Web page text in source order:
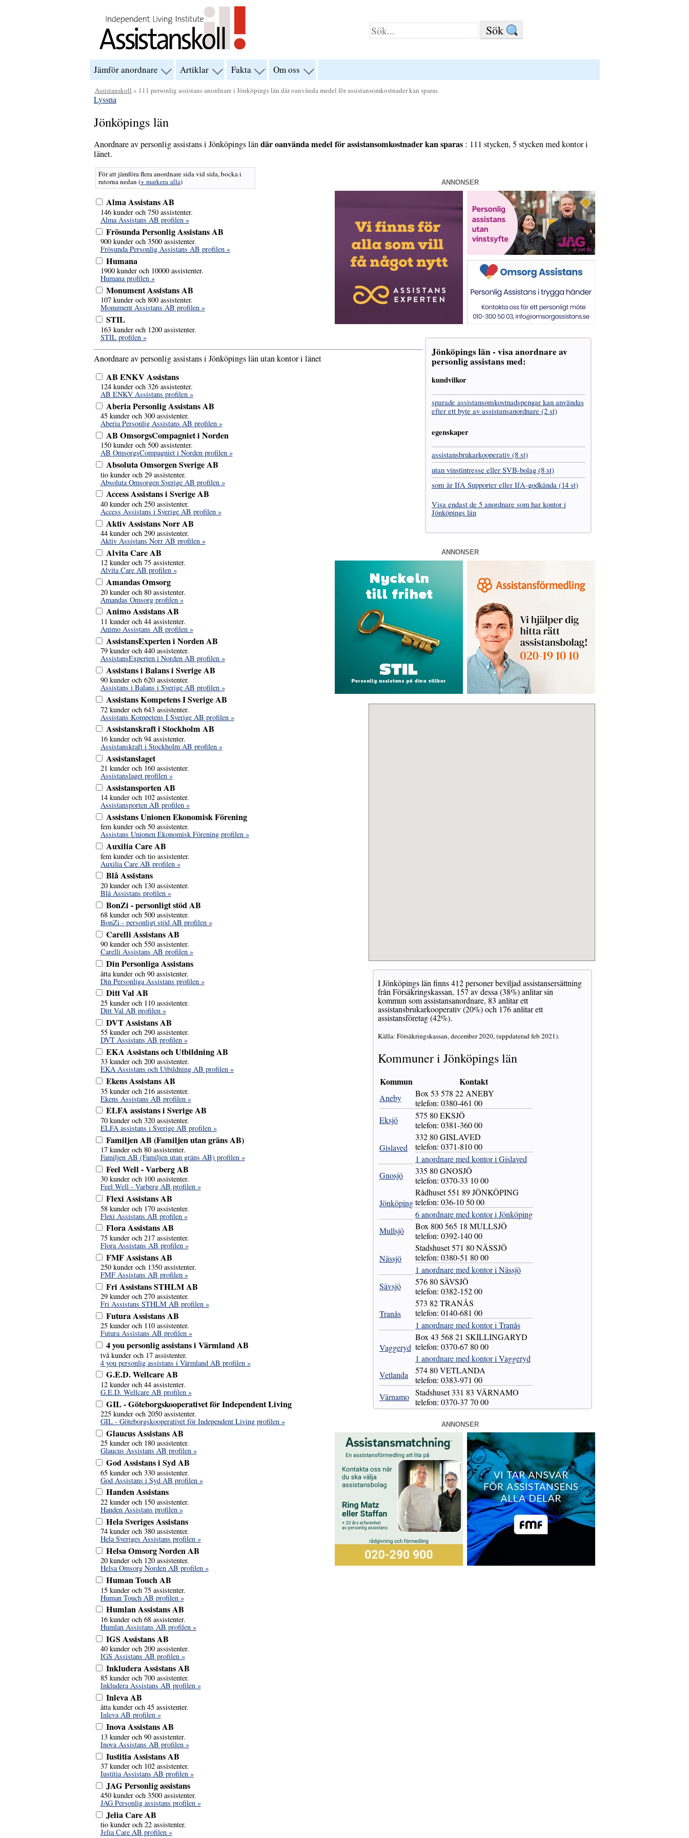
Jämför anordnare
visa
menyn
för
Artiklar visa
menyn
för
Fakta visa
menyn
för
Om oss
visa
menyn
för
Assistanskoll » 111 personlig assistans anordnare i Jönköpings län där oanvända medel för assistansomkostnader kan sparas
Lyssna
Jönköpings län
Anordnare av personlig assistans i Jönköpings ländär oanvända medel för assistansomkostnader kan sparas : 111 stycken, 5 stycken med kontor i
länet.
ANNONSER
Jönköpings län - visa anordnare av
personlig assistans med:
kundvilkor
sparade assistans­omkostnads­pengar kan användas
efter ett byte av assistans­anordnare (2 st)
egenskaper
assistans­brukar­kooperativ (8 st)
utan vinst­intresse eller SVB-bolag (8 st)
som är IfA Supporter eller IfA-godkända (14 st)
Visa endast de 5 anordnare som har kontor i
Jönköpings län
ANNONSER
För att jämföra flera anordnare sida vid sida, bocka i
rutorna nedan (+ markera alla)
I Jönköpings län finns 412 personer beviljad assistansersättning
från Försäkringskassan, 157 av dessa (38%) anlitar sin
kommun som assistansanordnare, 83 anlitar ett
assistansbrukarkooperativ (20%) och 176 anlitar ett
assistansföretag (42%).
Källa: Försäkringskassan, december 2020, (uppdaterad feb 2021).
Kommuner i Jönköpings län
Kommun Kontakt
Aneby
Box 53 578 22 ANEBY
telefon: 0380-461 00
Eksjö
575 80 EKSJÖ
telefon: 0381-360 00
Gislaved
332 80 GISLAVED
telefon: 0371-810 00
1 anordnare med kontor i Gislaved
Gnosjö
335 80 GNOSJÖ
telefon: 0370-33 10 00
Jönköping
Rådhuset 551 89 JÖNKÖPING
telefon: 036-10 50 00
6 anordnare med kontor i Jönköping
Mullsjö
Box 800 565 18 MULLSJÖ
telefon: 0392-140 00
Nässjö
Stadshuset 571 80 NÄSSJÖ
telefon: 0380-51 80 00
1 anordnare med kontor i Nässjö
Sävsjö
576 80 SÄVSJÖ
telefon: 0382-152 00
Tranås
573 82 TRANÅS
telefon: 0140-681 00
1 anordnare med kontor i Tranås
Vaggeryd
Box 43 568 21 SKILLINGARYD
telefon: 0370-67 80 00
1 anordnare med kontor i Vaggeryd
Vetlanda
574 80 VETLANDA
telefon: 0383-971 00
Värnamo Stadshuset 331 83 VÄRNAMO
telefon: 0370-37 70 00
ANNONSER
Alma Assistans AB
146 kunder och 750 assistenter.
Alma Assistans AB profilen »
Frösunda Personlig Assistans AB
900 kunder och 3500 assistenter.
Frösunda Personlig Assistans AB profilen »
Humana
1900 kunder och 10000 assistenter.
Humana profilen »
Monument Assistans AB
107 kunder och 800 assistenter.
Monument Assistans AB profilen »
STIL
163 kunder och 1200 assistenter.
STIL profilen »
Anordnare av personlig assistans i Jönköpings län utan kontor i länet
AB ENKV Assistans
124 kunder och 326 assistenter.
AB ENKV Assistans profilen »
Aberia Personlig Assistans AB
45 kunder och 300 assistenter.
Aberia Personlig Assistans AB profilen »
AB OmsorgsCompagniet i Norden
150 kunder och 500 assistenter.
AB OmsorgsCompagniet i Norden profilen »
Absoluta Omsorgen Sverige AB
tio kunder och 29 assistenter.
Absoluta Omsorgen Sverige AB profilen »
Access Assistans i Sverige AB
40 kunder och 250 assistenter.
Access Assistans i Sverige AB profilen »
Aktiv Assistans Norr AB
44 kunder och 290 assistenter.
Aktiv Assistans Norr AB profilen »
Alvita Care AB
12 kunder och 75 assistenter.
Alvita Care AB profilen »
Amandas Omsorg
20 kunder och 80 assistenter.
Amandas Omsorg profilen »
Animo Assistans AB
11 kunder och 44 assistenter.
Animo Assistans AB profilen »
AssistansExperten i Norden AB
79 kunder och 440 assistenter.
AssistansExperten i Norden AB profilen »
Assistans i Balans i Sverige AB
90 kunder och 620 assistenter.
Assistans i Balans i Sverige AB profilen »
Assistans Kompetens I Sverige AB
72 kunder och 643 assistenter.
Assistans Kompetens I Sverige AB profilen »
Assistanskraft i Stockholm AB
16 kunder och 94 assistenter.
Assistanskraft i Stockholm AB profilen »
Assistanslaget
21 kunder och 160 assistenter.
Assistanslaget profilen »
Assistansporten AB
14 kunder och 102 assistenter.
Assistansporten AB profilen »
Assistans Unionen Ekonomisk Förening
fem kunder och 50 assistenter.
Assistans Unionen Ekonomisk Förening profilen »
Auxilia Care AB
fem kunder och tio assistenter.
Auxilia Care AB profilen »
Blå Assistans
20 kunder och 130 assistenter.
Blå Assistans profilen »
BonZi - personligt stöd AB
68 kunder och 500 assistenter.
BonZi - personligt stöd AB profilen »
Carelli Assistans AB
90 kunder och 550 assistenter.
Carelli Assistans AB profilen »
Din Personliga Assistans
åtta kunder och 90 assistenter.
Din Personliga Assistans profilen »
Ditt Val AB
25 kunder och 110 assistenter.
Ditt Val AB profilen »
DVT Assistans AB
55 kunder och 290 assistenter.
DVT Assistans AB profilen »
EKA Assistans och Utbildning AB
33 kunder och 200 assistenter.
EKA Assistans och Utbildning AB profilen »
Ekens Assistans AB
35 kunder och 216 assistenter.
Ekens Assistans AB profilen »
ELFA assistans i Sverige AB
70 kunder och 320 assistenter.
ELFA assistans i Sverige AB profilen »
Familjen AB (Familjen utan gräns AB)
17 kunder och 80 assistenter.
Familjen AB (Familjen utan gräns AB) profilen »
Feel Well - Varberg AB
30 kunder och 100 assistenter.
Feel Well - Varberg AB profilen »
Flexi Assistans AB
58 kunder och 170 assistenter.
Flexi Assistans AB profilen »
Flora Assistans AB
75 kunder och 217 assistenter.
Flora Assistans AB profilen »
FMF Assistans AB
250 kunder och 1350 assistenter.
FMF Assistans AB profilen »
Fri Assistans STHLM AB
29 kunder och 270 assistenter.
Fri Assistans STHLM AB profilen »
Futura Assistans AB
25 kunder och 110 assistenter.
Futura Assistans AB profilen »
4 you personlig assistans i Värmland AB
två kunder och 17 assistenter.
4 you personlig assistans i Värmland AB profilen »
G.E.D. Wellcare AB
12 kunder och 44 assistenter.
G.E.D. Wellcare AB profilen »
GIL - Göteborgskooperativet för Independent Living
225 kunder och 2050 assistenter.
GIL - Göteborgskooperativet för Independent Living profilen »
Glaucus Assistans AB
25 kunder och 180 assistenter.
Glaucus Assistans AB profilen »
God Assistans i Syd AB
65 kunder och 330 assistenter.
God Assistans i Syd AB profilen »
Handen Assistans
22 kunder och 150 assistenter.
Handen Assistans profilen »
Hela Sveriges Assistans
74 kunder och 380 assistenter.
Hela Sveriges Assistans profilen »
Helsa Omsorg Norden AB
20 kunder och 120 assistenter.
Helsa Omsorg Norden AB profilen »
Human Touch AB
15 kunder och 75 assistenter.
Human Touch AB profilen »
Humlan Assistans AB
16 kunder och 68 assistenter.
Humlan Assistans AB profilen »
IGS Assistans AB
40 kunder och 200 assistenter.
IGS Assistans AB profilen »
Inkludera Assistans AB
85 kunder och 700 assistenter.
Inkludera Assistans AB profilen »
Inleva AB
åtta kunder och 45 assistenter.
Inleva AB profilen »
Inova Assistans AB
13 kunder och 90 assistenter.
Inova Assistans AB profilen »
Iustitia Assistans AB
37 kunder och 102 assistenter.
Iustitia Assistans AB profilen »
JAG Personlig assistans
450 kunder och 3500 assistenter.
JAG Personlig assistans profilen »
Jelia Care AB
tio kunder och 22 assistenter.
Jelia Care AB profilen »